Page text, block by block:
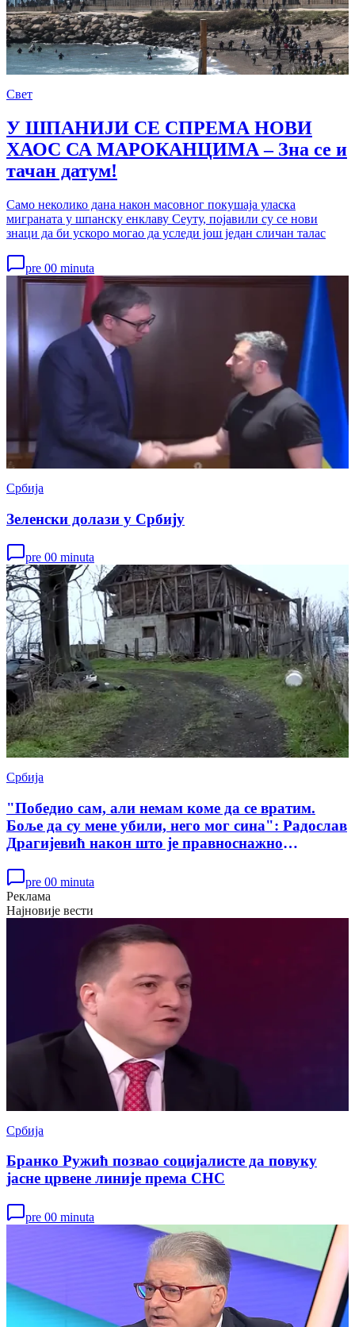
Свет
У ШПАНИЈИ СЕ СПРЕМА НОВИ
ХАОС СА МАРОКАНЦИМА – Зна се и
тачан датум!
Само неколико дана након масовног покушаја уласка
миграната у шпанску енклаву Сеуту, појавили су се нови
знаци да би ускоро могао да уследи још један сличан талас
pre 00 minuta
Србија
Зеленски долази у Србију
pre 00 minuta
Србија
"Победио сам, али немам коме да се вратим.
Боље да су мене убили, него мог сина": Радослав
Драгијевић након што је правноснажно
pre 00 minuta
Реклама
Најновије вести
Србија
Бранко Ружић позвао социјалисте да повуку
јасне црвене линије према СНС
pre 00 minuta